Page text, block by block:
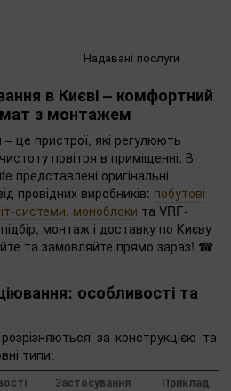
в Києві – комфортний
з монтажем
– це пристрої, які регулюють
повітря в приміщенні. В
представлені оригінальні
провідних виробників: побутові
системи, моноблоки та VRF-
монтаж і доставку по Києву
та замовляйте прямо зараз! ☎
особливості та
за конструкцією та
типи:
Застосування Приклад
Надавані послуги